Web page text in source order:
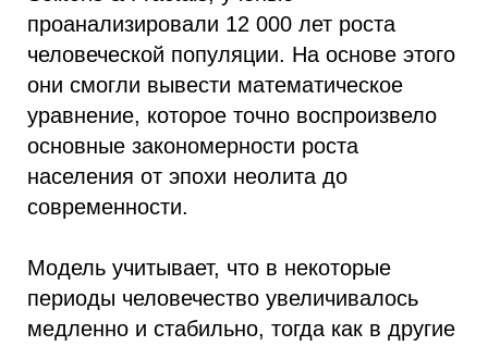
проанализировали 12 000 лет роста
человеческой популяции. На основе этого
они смогли вывести математическое
уравнение, которое точно воспроизвело
основные закономерности роста
населения от эпохи неолита до
современности.
Модель учитывает, что в некоторые
периоды человечество увеличивалось
медленно и стабильно, тогда как в другие